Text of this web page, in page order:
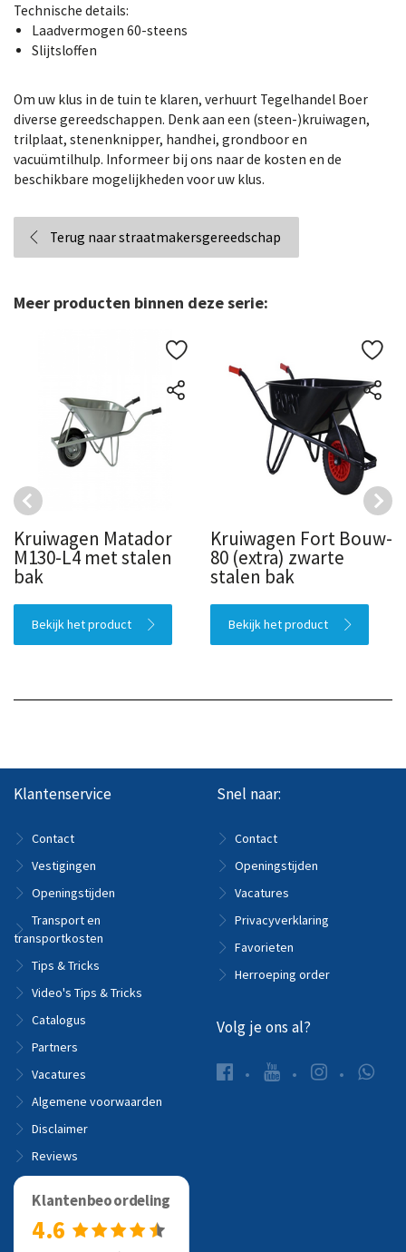
Technische details:
Laadvermogen 60-steens
Slijtsloffen
Om uw klus in de tuin te klaren, verhuurt Tegelhandel Boer
diverse gereedschappen. Denk aan een (steen-)kruiwagen,
trilplaat, stenenknipper, handhei, grondboor en
vacuümtilhulp. Informeer bij ons naar de kosten en de
beschikbare mogelijkheden voor uw klus.
Terug naar straatmakersgereedschap
Meer producten binnen deze serie:
Kruiwagen Matador
M130-L4 met stalen
bak
Bekijk het product
Kruiwagen Fort Bouw-
80 (extra) zwarte
stalen bak
Bekijk het product
Klantenservice
Contact
Vestigingen
Openingstijden
Transport en
transportkosten
Tips & Tricks
Video's Tips & Tricks
Catalogus
Partners
Vacatures
Algemene voorwaarden
Disclaimer
Reviews
Snel naar:
Contact
Openingstijden
Vacatures
Privacyverklaring
Favorieten
Herroeping order
Volg je ons al?
Klantenbeoordeling
4.6